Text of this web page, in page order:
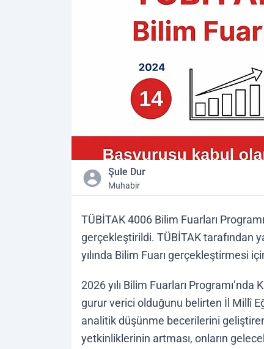
Şule Dur
Muhabir
TÜBİTAK 4006 Bilim Fuarları
gerçekleştirildi. TÜBİTAK tarafından
yılında Bilim Fuarı gerçekleştirmesi
2026 yılı Bilim Fuarları
gurur verici olduğunu belirten İl Millî
analitik düşünme becerilerini
yetkinliklerinin artması, onların